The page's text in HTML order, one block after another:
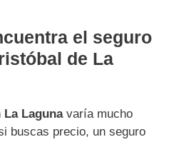
el seguro
de La
La Lagunavaría mucho
buscas precio, un seguro